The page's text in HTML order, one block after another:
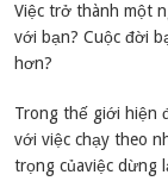
Việc trở thành một
với bạn? Cuộc đời
hơn?
Trong thế giới hiện
với việc chạy theo
trọng củaviệc dừng